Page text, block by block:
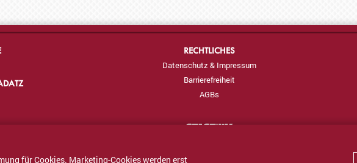
RECHTLICHES
Datenschutz & Impressum
Barrierefreiheit
AGBs
für Cookies. Marketing-Cookies werden erst